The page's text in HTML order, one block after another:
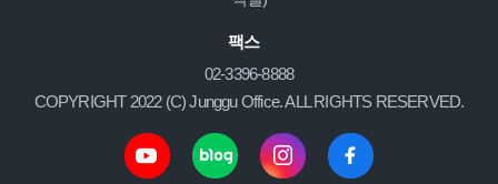
팩스
02-3396-8888
COPYRIGHT 2022 (C) Junggu Office. ALL RIGHTS RESERVED.